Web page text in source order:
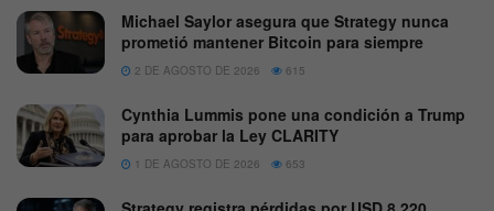
Michael Saylor asegura que Strategy nunca
prometió mantener Bitcoin para siempre
2 DE AGOSTO DE 2026 615
Cynthia Lummis pone una condición a Trump
para aprobar la Ley CLARITY
1 DE AGOSTO DE 2026 653